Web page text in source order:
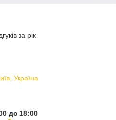
за рік
Україна
до 18:00